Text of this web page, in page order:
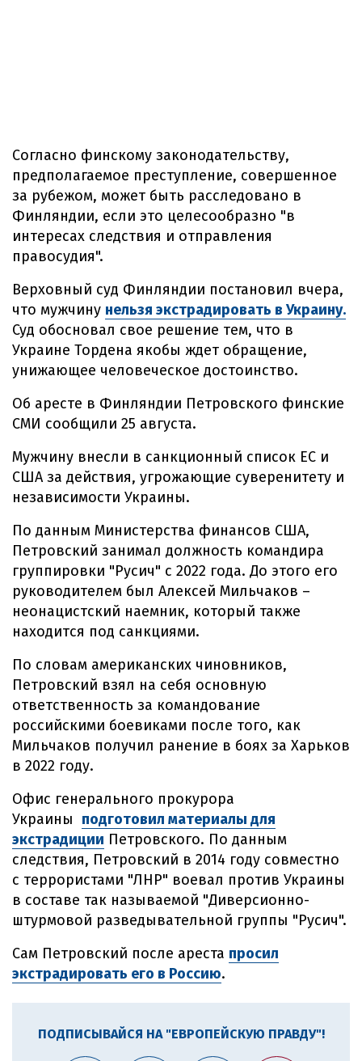
Согласно финскому законодательству,
предполагаемое преступление, совершенное
за рубежом, может быть расследовано в
Финляндии, если это целесообразно "в
интересах следствия и отправления
правосудия".
Верховный суд Финляндии постановил вчера,
что мужчину нельзя экстрадировать в Украину.
Суд обосновал свое решение тем, что в
Украине Тордена якобы ждет обращение,
унижающее человеческое достоинство.
Об аресте в Финляндии Петровского финские
СМИ сообщили 25 августа.
Мужчину внесли в санкционный список ЕС и
США за действия, угрожающие суверенитету и
независимости Украины.
По данным Министерства финансов США,
Петровский занимал должность командира
группировки "Русич" с 2022 года. До этого его
руководителем был Алексей Мильчаков –
неонацистский наемник, который также
находится под санкциями.
По словам американских чиновников,
Петровский взял на себя основную
ответственность за командование
российскими боевиками после того, как
Мильчаков получил ранение в боях за Харьков
в 2022 году.
Офис генерального прокурора
Украины подготовил материалы для
экстрадиции Петровского. По данным
следствия, Петровский в 2014 году совместно
с террористами "ЛНР" воевал против Украины
в составе так называемой "Диверсионно-
штурмовой разведывательной группы "Русич".
Сам Петровский после ареста просил
экстрадировать его в Россию.
ПОДПИСЫВАЙСЯ НА "ЕВРОПЕЙСКУЮ ПРАВДУ"!